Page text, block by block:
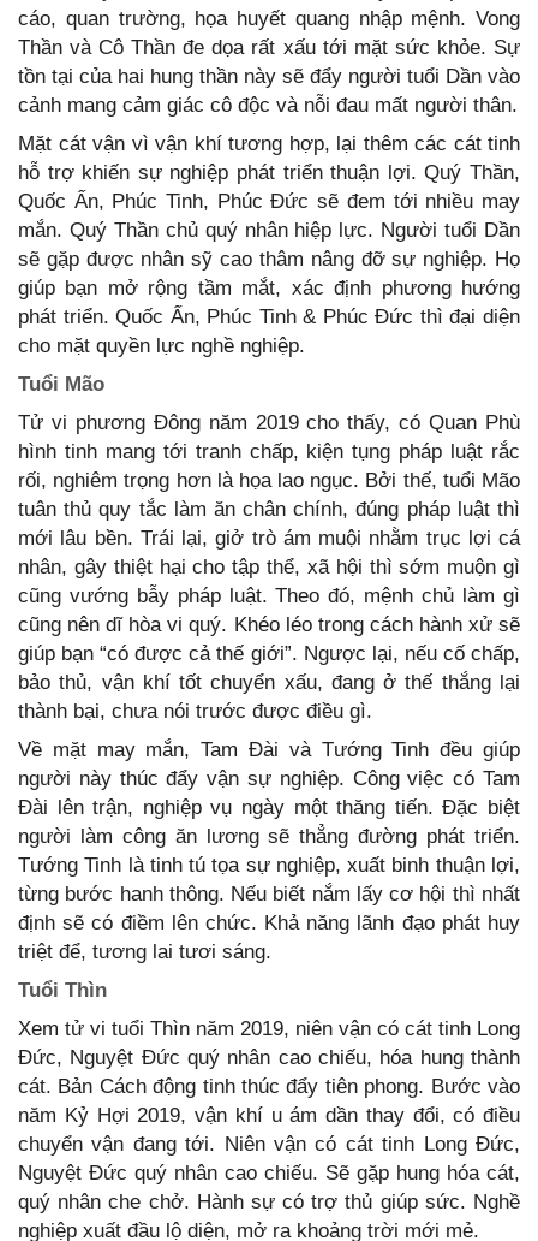
cáo, quan trường, họa huyết quang nhập mệnh. Vong
Thần và Cô Thần đe dọa rất xấu tới mặt sức khỏe. Sự
tồn tại của hai hung thần này sẽ đẩy người tuổi Dần vào
cảnh mang cảm giác cô độc và nỗi đau mất người thân.
Mặt cát vận vì vận khí tương hợp, lại thêm các cát tinh
hỗ trợ khiến sự nghiệp phát triển thuận lợi. Quý Thần,
Quốc Ấn, Phúc Tinh, Phúc Đức sẽ đem tới nhiều may
mắn. Quý Thần chủ quý nhân hiệp lực. Người tuổi Dần
sẽ gặp được nhân sỹ cao thâm nâng đỡ sự nghiệp. Họ
giúp bạn mở rộng tầm mắt, xác định phương hướng
phát triển. Quốc Ấn, Phúc Tinh & Phúc Đức thì đại diện
cho mặt quyền lực nghề nghiệp.
Tuổi Mão
Tử vi phương Đông năm 2019 cho thấy, có Quan Phù
hình tinh mang tới tranh chấp, kiện tụng pháp luật rắc
rối, nghiêm trọng hơn là họa lao ngục. Bởi thế, tuổi Mão
tuân thủ quy tắc làm ăn chân chính, đúng pháp luật thì
mới lâu bền. Trái lại, giở trò ám muội nhằm trục lợi cá
nhân, gây thiệt hại cho tập thể, xã hội thì sớm muộn gì
cũng vướng bẫy pháp luật. Theo đó, mệnh chủ làm gì
cũng nên dĩ hòa vi quý. Khéo léo trong cách hành xử sẽ
giúp bạn “có được cả thế giới”. Ngược lại, nếu cố chấp,
bảo thủ, vận khí tốt chuyển xấu, đang ở thế thắng lại
thành bại, chưa nói trước được điều gì.
Về mặt may mắn, Tam Đài và Tướng Tinh đều giúp
người này thúc đẩy vận sự nghiệp. Công việc có Tam
Đài lên trận, nghiệp vụ ngày một thăng tiến. Đặc biệt
người làm công ăn lương sẽ thẳng đường phát triển.
Tướng Tinh là tinh tú tọa sự nghiệp, xuất binh thuận lợi,
từng bước hanh thông. Nếu biết nắm lấy cơ hội thì nhất
định sẽ có điềm lên chức. Khả năng lãnh đạo phát huy
triệt để, tương lai tươi sáng.
Tuổi Thìn
Xem tử vi tuổi Thìn năm 2019, niên vận có cát tinh Long
Đức, Nguyệt Đức quý nhân cao chiếu, hóa hung thành
cát. Bản Cách động tinh thúc đẩy tiên phong. Bước vào
năm Kỷ Hợi 2019, vận khí u ám dần thay đổi, có điều
chuyển vận đang tới. Niên vận có cát tinh Long Đức,
Nguyệt Đức quý nhân cao chiếu. Sẽ gặp hung hóa cát,
quý nhân che chở. Hành sự có trợ thủ giúp sức. Nghề
nghiệp xuất đầu lộ diện, mở ra khoảng trời mới mẻ.